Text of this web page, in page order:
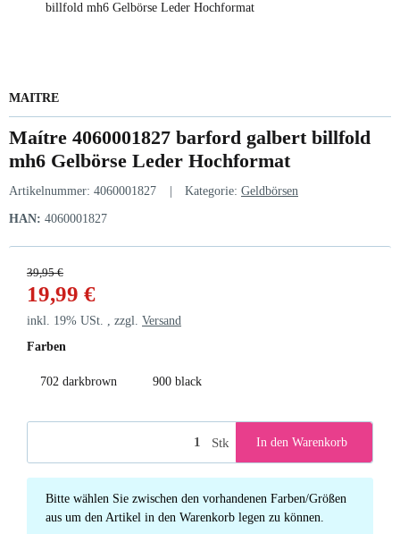
MAITRE
Maítre 4060001827 barford galbert billfold
mh6 Gelbörse Leder Hochformat
Artikelnummer: 4060001827 Kategorie: Geldbörsen
HAN: 4060001827
39,95 €
19,99 €
inkl. 19% USt. , zzgl. Versand
Farben
702 darkbrown 702 darkbrown
900 black900 black
Stk In den Warenkorb
x
Bitte wählen Sie zwischen den vorhandenen Farben/Größen
aus um den Artikel in den Warenkorb legen zu können.